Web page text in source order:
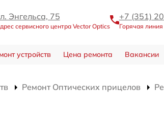
Энгельса, 75
сервисного центра Vector Optics
+7 (351)
Горячая линия
устройств Цена ремонта Вакансии
Ремонт Оптических прицелов